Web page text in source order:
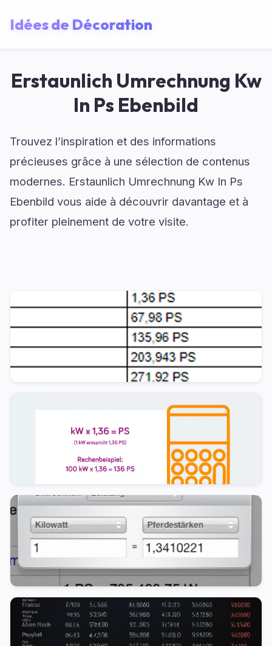
Idées de Décoration
Erstaunlich Umrechnung Kw
In Ps Ebenbild
Trouvez l’inspiration et des informations
précieuses grâce à une sélection de contenus
modernes. Erstaunlich Umrechnung Kw In Ps
Ebenbild vous aide à découvrir davantage et à
profiter pleinement de votre visite.